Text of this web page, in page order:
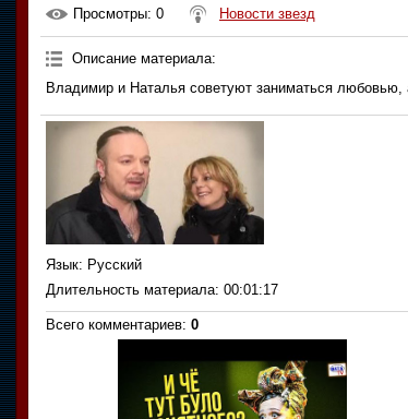
Просмотры: 0 Новости звезд
Описание материала:
Владимир и Наталья советуют заниматься любовью,
Язык: Русский
Длительность материала: 00:01:17
Всего комментариев: 0